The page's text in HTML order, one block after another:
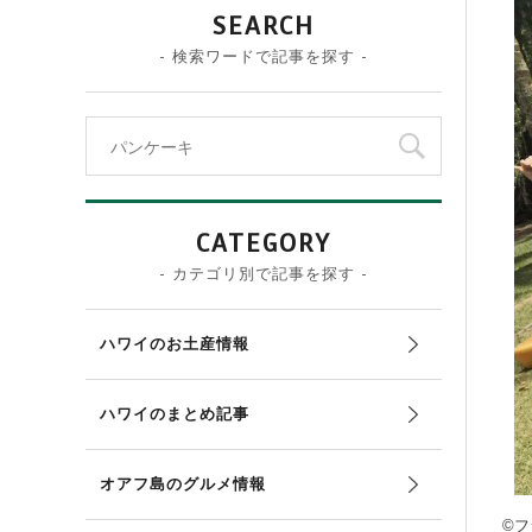
©フ
SEARCH
- 検索ワードで記事を探す -
CATEGORY
- カテゴリ別で記事を探す -
ハワイのお土産情報
ハワイのまとめ記事
オアフ島のグルメ情報